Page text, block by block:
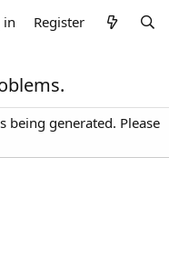
in Register
being generated. Please